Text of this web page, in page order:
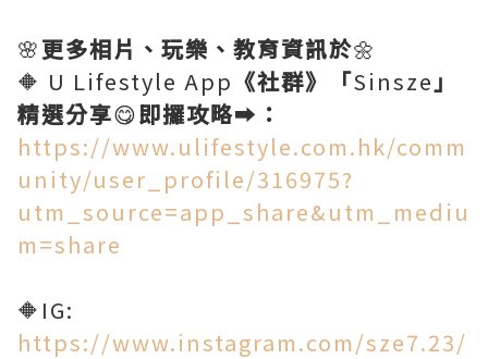
🌸更多相片、玩樂、教育資訊於🌼
🔶 U Lifestyle App 《社群》「Sinsze 」
精選分享😋即攞攻略➡️ ：
https://www.ulifestyle.com.hk/comm
unity/user_profile/316975?
utm_source=app_share&utm_mediu
m=share
🔶IG:
https://www.instagram.com/sze7.23/